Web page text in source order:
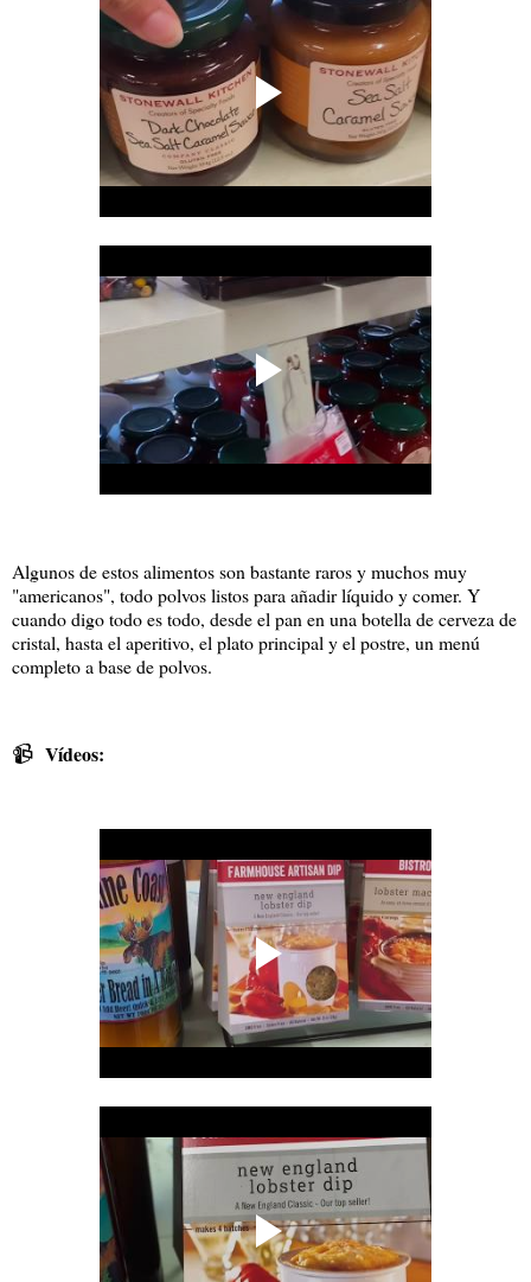
Algunos de estos alimentos son bastante raros y muchos muy
"americanos", todo polvos listos para añadir líquido y comer. Y
cuando digo todo es todo, desde el pan en una botella de cerveza de
cristal, hasta el aperitivo, el plato principal y el postre, un menú
completo a base de polvos.
📹 Vídeos: